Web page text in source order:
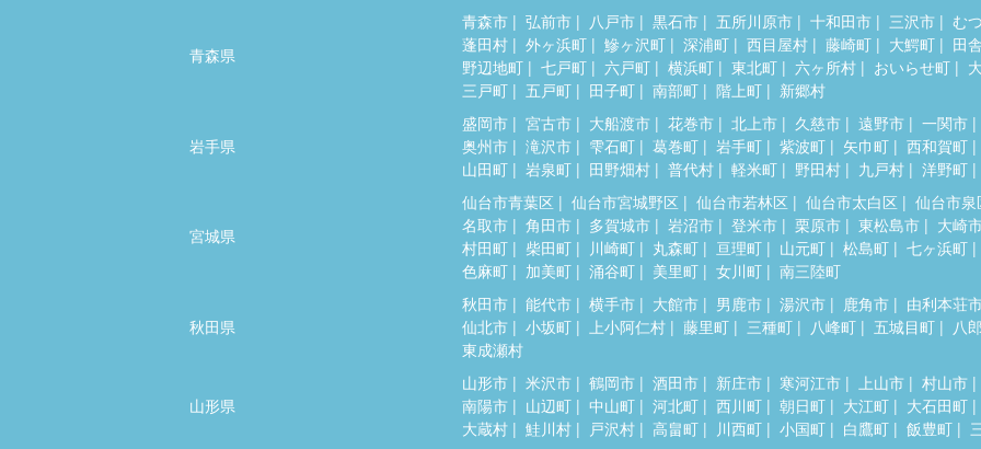
青森県
青森市 弘前市 八戸市 黒石市 五所川原市 十和田市 三沢市
む
蓬田村
外ヶ浜町 鰺ヶ沢町 深浦町 西目屋村 藤崎町 大鰐町
田
野辺地町
七戸町 六戸町 横浜町 東北町 六ヶ所村 おいらせ町
三戸町
五戸町 田子町 南部町 階上町 新郷村
岩手県
盛岡市 宮古市 大船渡市 花巻市 北上市 久慈市 遠野市
一関市
奥州市
滝沢市 雫石町 葛巻町 岩手町 紫波町 矢巾町
西和賀町
山田町
岩泉町 田野畑村 普代村 軽米町 野田村 九戸村 洋野町
宮城県
仙台市青葉区 仙台市宮城野区 仙台市若林区 仙台市太白区
仙台市泉
名取市
角田市 多賀城市 岩沼市 登米市 栗原市 東松島市
大崎
村田町
柴田町 川崎町 丸森町 亘理町 山元町 松島町
七ヶ浜町
色麻町
加美町 涌谷町 美里町 女川町 南三陸町
秋田県
秋田市 能代市 横手市 大館市 男鹿市 湯沢市 鹿角市
由利本荘
仙北市
小坂町 上小阿仁村 藤里町 三種町 八峰町 五城目町
八
東成瀬村
山形県
山形市 米沢市 鶴岡市 酒田市 新庄市 寒河江市 上山市
村山市
南陽市
山辺町 中山町 河北町 西川町 朝日町 大江町
大石田町
大蔵村
鮭川村 戸沢村 高畠町 川西町 小国町 白鷹町 飯豊町